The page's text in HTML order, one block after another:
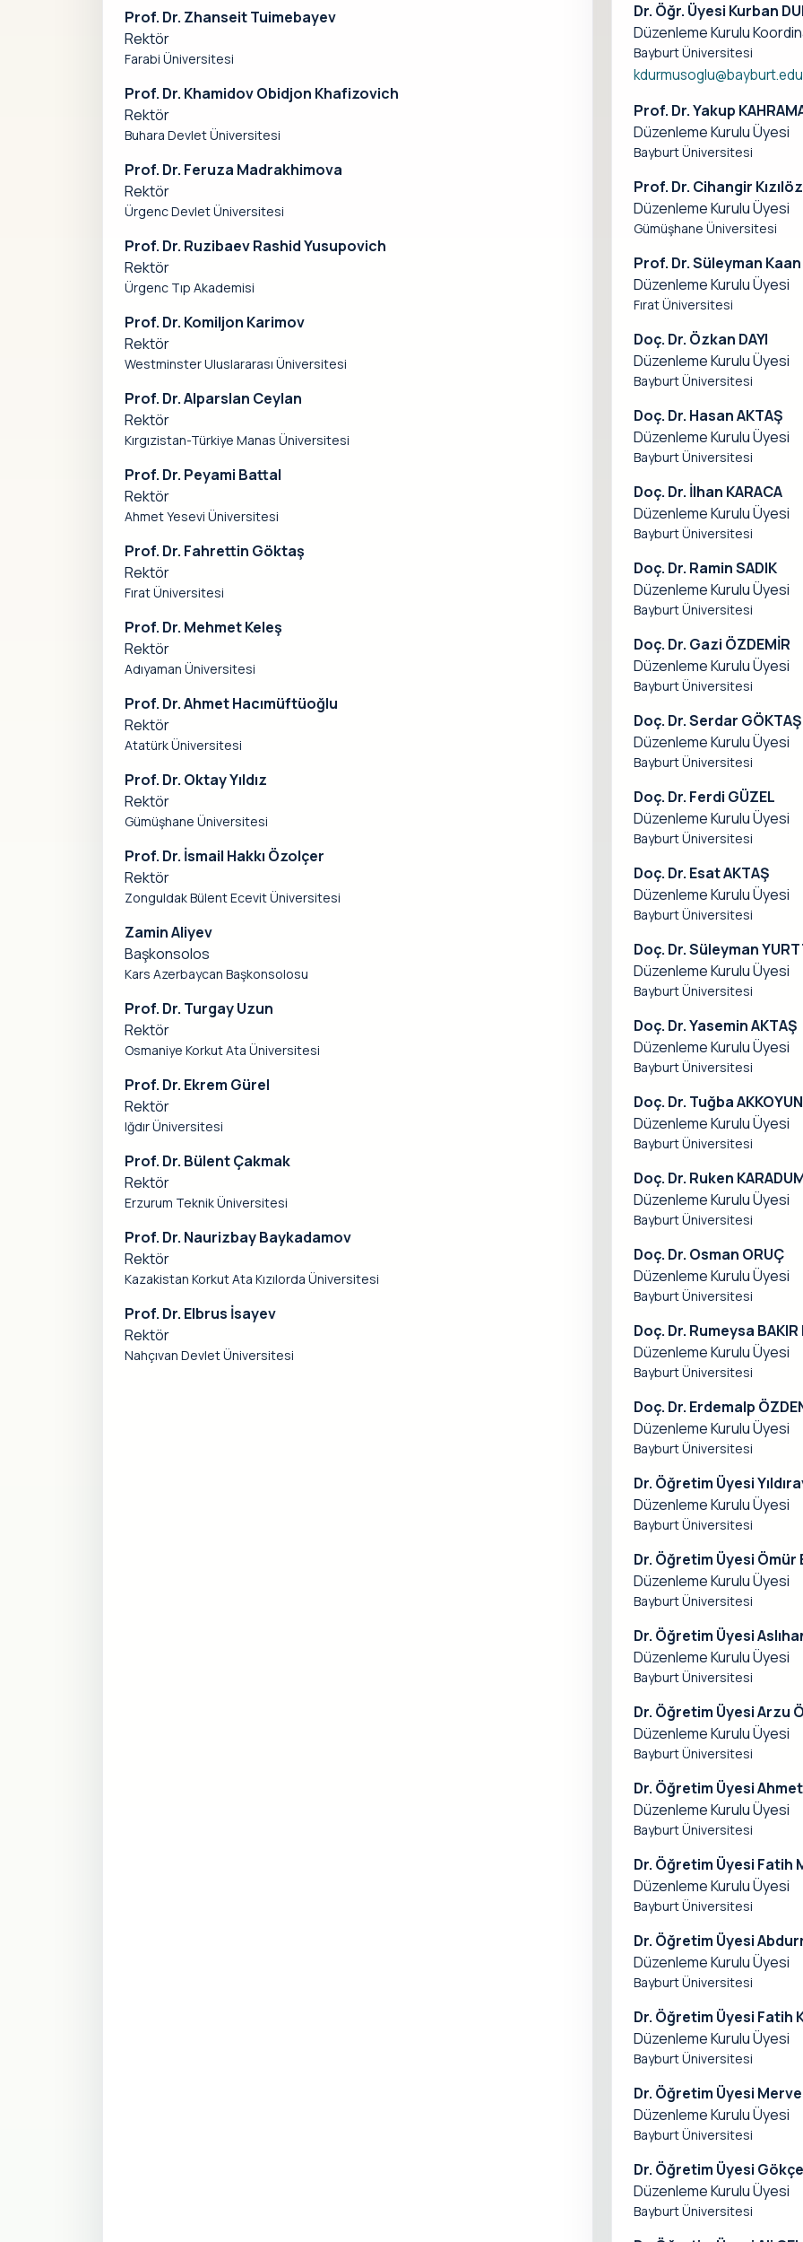
Prof. Dr. Zhanseit Tuimebayev
Rektör
Farabi Üniversitesi
Prof. Dr. Khamidov Obidjon Khafizovich
Rektör
Buhara Devlet Üniversitesi
Prof. Dr. Feruza Madrakhimova
Rektör
Ürgenc Devlet Üniversitesi
Prof. Dr. Ruzibaev Rashid Yusupovich
Rektör
Ürgenc Tıp Akademisi
Prof. Dr. Komiljon Karimov
Rektör
Westminster Uluslararası Üniversitesi
Prof. Dr. Alparslan Ceylan
Rektör
Kırgızistan-Türkiye Manas Üniversitesi
Prof. Dr. Peyami Battal
Rektör
Ahmet Yesevi Üniversitesi
Prof. Dr. Fahrettin Göktaş
Rektör
Fırat Üniversitesi
Prof. Dr. Mehmet Keleş
Rektör
Adıyaman Üniversitesi
Prof. Dr. Ahmet Hacımüftüoğlu
Rektör
Atatürk Üniversitesi
Prof. Dr. Oktay Yıldız
Rektör
Gümüşhane Üniversitesi
Prof. Dr. İsmail Hakkı Özolçer
Rektör
Zonguldak Bülent Ecevit Üniversitesi
Zamin Aliyev
Başkonsolos
Kars Azerbaycan Başkonsolosu
Prof. Dr. Turgay Uzun
Rektör
Osmaniye Korkut Ata Üniversitesi
Prof. Dr. Ekrem Gürel
Rektör
Iğdır Üniversitesi
Prof. Dr. Bülent Çakmak
Rektör
Erzurum Teknik Üniversitesi
Prof. Dr. Naurizbay Baykadamov
Rektör
Kazakistan Korkut Ata Kızılorda Üniversitesi
Prof. Dr. Elbrus İsayev
Rektör
Nahçıvan Devlet Üniversitesi
Dr. Öğr. Üyesi Kurban
Düzenleme Kurulu
Bayburt Üniversitesi
Prof. Dr. Yakup
Düzenleme Kurulu Üyesi
Bayburt Üniversitesi
Prof. Dr. Cihangir
Düzenleme Kurulu Üyesi
Gümüşhane Üniversitesi
Prof. Dr. Süleyman Kaan
Düzenleme Kurulu Üyesi
Fırat Üniversitesi
Doç. Dr. Özkan DAYI
Düzenleme Kurulu Üyesi
Bayburt Üniversitesi
Doç. Dr. Hasan AKTAŞ
Düzenleme Kurulu Üyesi
Bayburt Üniversitesi
Doç. Dr. İlhan KARACA
Düzenleme Kurulu Üyesi
Bayburt Üniversitesi
Doç. Dr. Ramin SADIK
Düzenleme Kurulu Üyesi
Bayburt Üniversitesi
Doç. Dr. Gazi ÖZDEMİR
Düzenleme Kurulu Üyesi
Bayburt Üniversitesi
Doç. Dr. Serdar GÖKTAŞ
Düzenleme Kurulu Üyesi
Bayburt Üniversitesi
Doç. Dr. Ferdi GÜZEL
Düzenleme Kurulu Üyesi
Bayburt Üniversitesi
Doç. Dr. Esat AKTAŞ
Düzenleme Kurulu Üyesi
Bayburt Üniversitesi
Doç. Dr. Süleyman
Düzenleme Kurulu Üyesi
Bayburt Üniversitesi
Doç. Dr. Yasemin AKTAŞ
Düzenleme Kurulu Üyesi
Bayburt Üniversitesi
Doç. Dr. Tuğba AKKOYUN
Düzenleme Kurulu Üyesi
Bayburt Üniversitesi
Doç. Dr. Ruken
Düzenleme Kurulu Üyesi
Bayburt Üniversitesi
Doç. Dr. Osman ORUÇ
Düzenleme Kurulu Üyesi
Bayburt Üniversitesi
Doç. Dr. Rumeysa BAKIR
Düzenleme Kurulu Üyesi
Bayburt Üniversitesi
Doç. Dr. Erdemalp
Düzenleme Kurulu Üyesi
Bayburt Üniversitesi
Dr. Öğretim Üyesi
Düzenleme Kurulu Üyesi
Bayburt Üniversitesi
Dr. Öğretim Üyesi Ömür
Düzenleme Kurulu Üyesi
Bayburt Üniversitesi
Dr. Öğretim Üyesi
Düzenleme Kurulu Üyesi
Bayburt Üniversitesi
Dr. Öğretim Üyesi Arzu
Düzenleme Kurulu Üyesi
Bayburt Üniversitesi
Dr. Öğretim Üyesi Ahmet
Düzenleme Kurulu Üyesi
Bayburt Üniversitesi
Dr. Öğretim Üyesi Fatih
Düzenleme Kurulu Üyesi
Bayburt Üniversitesi
Dr. Öğretim Üyesi
Düzenleme Kurulu Üyesi
Bayburt Üniversitesi
Dr. Öğretim Üyesi Fatih
Düzenleme Kurulu Üyesi
Bayburt Üniversitesi
Dr. Öğretim Üyesi Merve
Düzenleme Kurulu Üyesi
Bayburt Üniversitesi
Dr. Öğretim Üyesi
Düzenleme Kurulu Üyesi
Bayburt Üniversitesi